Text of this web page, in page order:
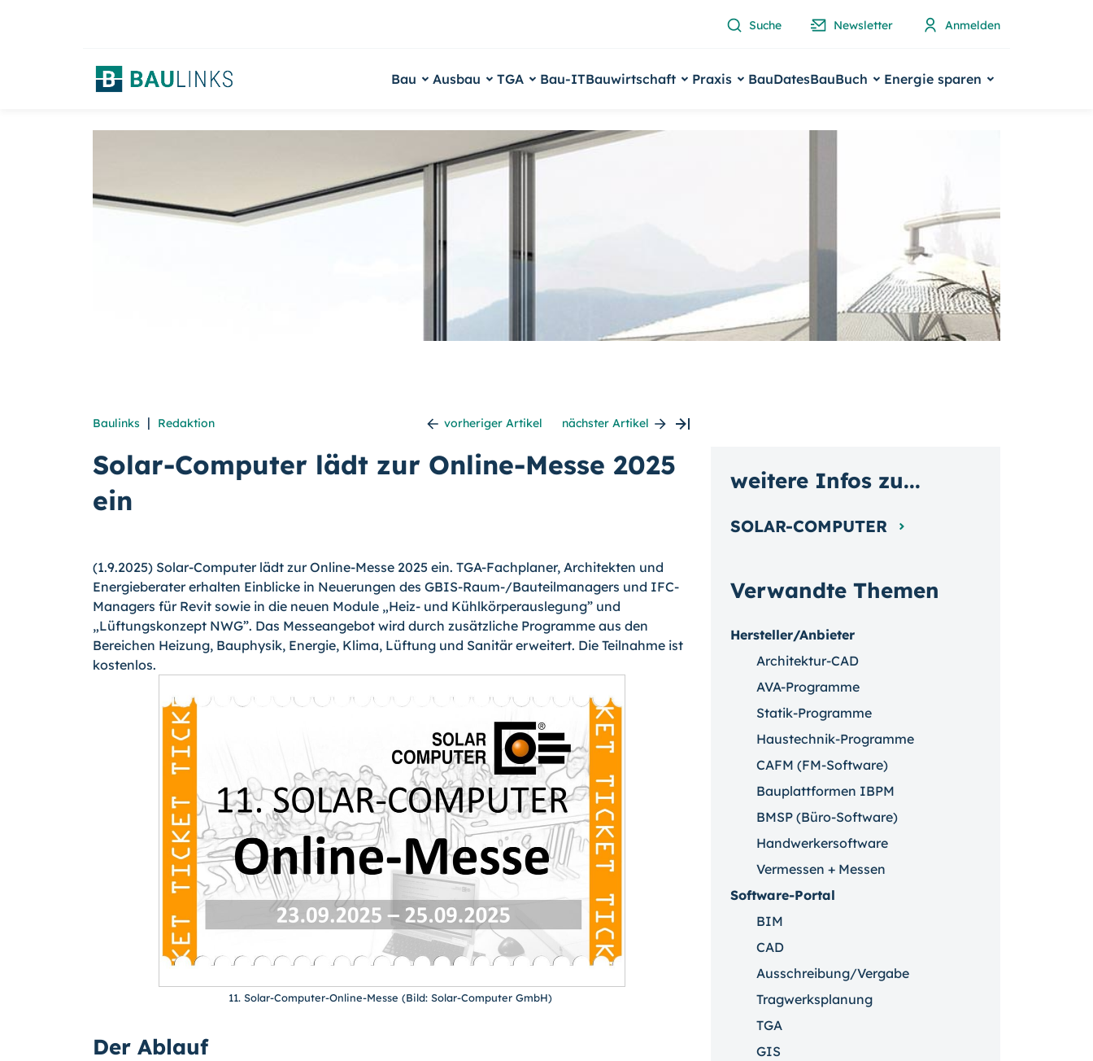
Suche Newsletter Anmelden
Bau Ausbau TGA Bau-ITBauwirtschaft Praxis BauDatesBauBuch Energie sparen
Baulinks | Redaktion vorheriger Artikel nächster Artikel
Solar-Computer lädt zur Online-Messe 2025
ein
(1.9.2025) Solar-Computer lädt zur Online-Messe 2025 ein. TGA-Fachplaner, Architekten und
Energieberater erhalten Einblicke in Neuerungen des GBIS-Raum-/Bauteilmanagers und IFC-
Managers für Revit sowie in die neuen Module „Heiz- und Kühlkörperauslegung” und
„Lüftungskonzept NWG”. Das Messeangebot wird durch zusätzliche Programme aus den
Bereichen Heizung, Bauphysik, Energie, Klima, Lüftung und Sanitär erweitert. Die Teilnahme ist
kostenlos.
11. Solar-Computer-Online-Messe (Bild: Solar-Computer GmbH)
Der Ablauf
Verwandte Themen
Hersteller/Anbieter
Architektur-CAD
AVA-Programme
Statik-Programme
Haustechnik-Programme
CAFM (FM-Software)
Bauplattformen IBPM
BMSP (Büro-Software)
Handwerkersoftware
Vermessen + Messen
Software-Portal
BIM
CAD
Ausschreibung/Vergabe
Tragwerksplanung
TGA
GIS
weitere Infos zu...
SOLAR-COMPUTER